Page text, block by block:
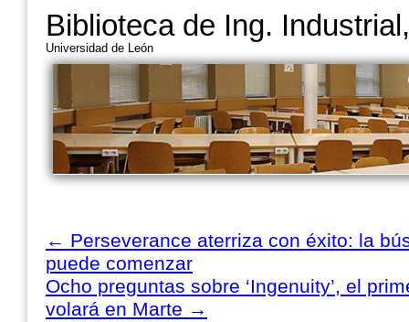
Biblioteca de Ing.
Universidad de León
← Perseverance aterriza con éxito: la
puede comenzar
Ocho preguntas sobre ‘Ingenuity’, el
volará en Marte →